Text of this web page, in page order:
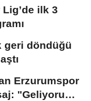
Lig’de ilk 3
geri döndüğü
Erzurumspor
"Geliyorum